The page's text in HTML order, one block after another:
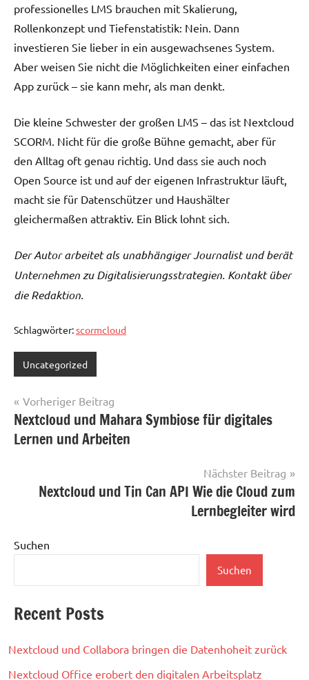
professionelles LMS brauchen mit Skalierung,
Rollenkonzept und Tiefenstatistik: Nein. Dann
investieren Sie lieber in ein ausgewachsenes System.
Aber weisen Sie nicht die Möglichkeiten einer einfachen
App zurück – sie kann mehr, als man denkt.
Die kleine Schwester der großen LMS – das ist Nextcloud
SCORM. Nicht für die große Bühne gemacht, aber für
den Alltag oft genau richtig. Und dass sie auch noch
Open Source ist und auf der eigenen Infrastruktur läuft,
macht sie für Datenschützer und Haushälter
gleichermaßen attraktiv. Ein Blick lohnt sich.
Der Autor arbeitet als unabhängiger Journalist und berät
Unternehmen zu Digitalisierungsstrategien. Kontakt über
die Redaktion.
Schlagwörter:scormcloud
Uncategorized
Beitragsnavigation
Vorheriger Beitrag
Nextcloud und Mahara Symbiose für digitales
Lernen und Arbeiten
Nächster Beitrag
Nextcloud und Tin Can API Wie die Cloud zum
Lernbegleiter wird
Suchen
Suchen
Recent Posts
Nextcloud und Collabora bringen die Datenhoheit zurück
Nextcloud Office erobert den digitalen Arbeitsplatz